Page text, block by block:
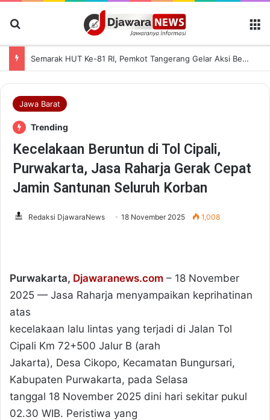
Semarak HUT Ke-81 RI, Pemkot Tangerang Gelar Aksi Bersih Kota dan Bagikan Bendera Merah Putih
Jawa Barat
Trending
Kecelakaan Beruntun di Tol Cipali,
Purwakarta, Jasa Raharja Gerak Cepat
Jamin Santunan Seluruh Korban
Redaksi DjawaraNews 18 November 2025 1,008
Purwakarta, Djawaranews.com – 18 November
2025 — Jasa Raharja menyampaikan keprihatinan
atas
kecelakaan lalu lintas yang terjadi di Jalan Tol
Cipali Km 72+500 Jalur B (arah
Jakarta), Desa Cikopo, Kecamatan Bungursari,
Kabupaten Purwakarta, pada Selasa
tanggal 18 November 2025 dini hari sekitar pukul
02.30 WIB. Peristiwa yang